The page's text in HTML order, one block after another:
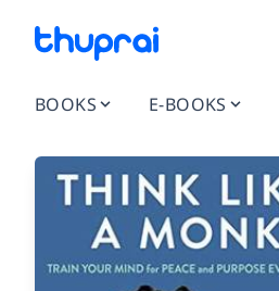
BOOKS E-BOOKS